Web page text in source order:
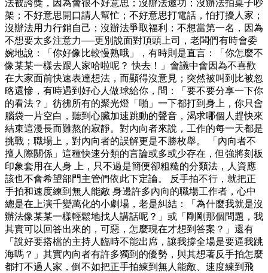
法被誇獎，因為會很不好意思；沒辦法邀功；沒辦法拍桌子吵
架；不好意思開口請人幫忙；不好意思打電話，怕打擾人家；
沒辦法用力行銷自己；沒辦法爭取福利；不想當第一名，因為
不想要太多注意力──更別說面對頂頭上司，老闆們有時會委
婉地說：「你好像比較慢熟哦」，有時則是直言：「你怎麼不
像某某一樣去跟人家哈啦呢？ 快去！」會議中會因為不喜歡
在大家面前快速表達想法，而顯得沒意見；突然被叫到比被忽
略還慘，有時遇到好心人做球給你，問：「要不要分享一下你
的看法？」彷彿所有的聚光燈「啪」一下都打到身上，你只會
腦袋一片空白，聽到心臟加速跳動的聲音，渴求哪個人趕快來
結束這漫長而難熬的寂靜。對內向者來說，工作的每一天都是
挑戰；職場上，對內向者的誤解更是不勝枚舉。 「內向者不
擅人際關係」這種快速分類的言論或多或少存在，但強將刻板
印象套用在人身 上，只不過是簡便卻粗糙的分類法，人資應
該也不會希望部門主管們依此下定論。 反手拍不行，就把正
手拍和速度練到無人能敵 身邊許多內向的職場工作者，心中
總是在上演千變萬化的小劇場，老是糾結：「為什麼我就是沒
辦法像某某一樣輕鬆地找人講話呢？」或「剛剛那個問題，我
其實可以回答出來的，可惡，怎麼現在才想到答案？」還有
「說好要搭檔的主持人臨時不能出席，讓我撐全場是要逼我跳
海嗎？」其實內向者有許多獨到的優勢，與其想著反手拍怎麼
都打不過人家，倒不如把正手拍練到無人能敵、速度練到飛